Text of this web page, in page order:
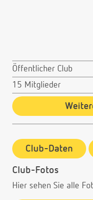
Öffentlicher Club
15 Mitglieder
Club-Daten
Club-Fotos
Hier sehen Sie alle